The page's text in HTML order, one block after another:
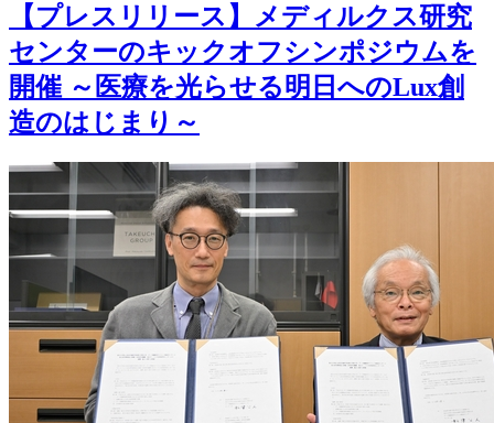
【プレスリリース】メディルクス研究
センターのキックオフシンポジウムを
開催 ～医療を光らせる明日へのLux創
造のはじまり～